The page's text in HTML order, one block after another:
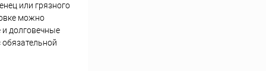
или грязного
можно
долговечные